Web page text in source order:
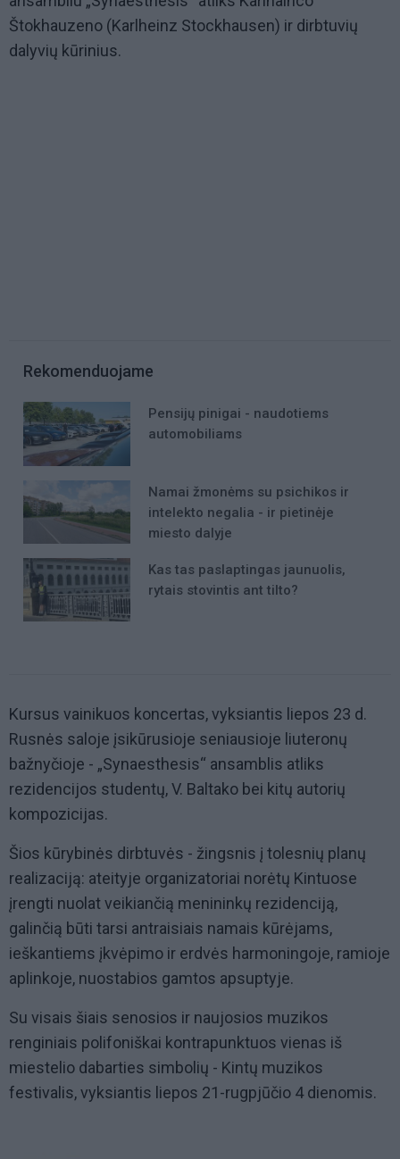
Štokhauzeno (Karlheinz Stockhausen) ir dirbtuvių
dalyvių kūrinius.
Rekomenduojame
Pensijų pinigai - naudotiems
automobiliams
Namai žmonėms su psichikos ir
intelekto negalia - ir pietinėje
miesto dalyje
Kas tas paslaptingas jaunuolis,
rytais stovintis ant tilto?
Kursus vainikuos koncertas, vyksiantis liepos 23 d.
Rusnės saloje įsikūrusioje seniausioje liuteronų
bažnyčioje - „Synaesthesis“ ansamblis atliks
rezidencijos studentų, V. Baltako bei kitų autorių
kompozicijas.
Šios kūrybinės dirbtuvės - žingsnis į tolesnių planų
realizaciją: ateityje organizatoriai norėtų Kintuose
įrengti nuolat veikiančią menininkų rezidenciją,
galinčią būti tarsi antraisiais namais kūrėjams,
ieškantiems įkvėpimo ir erdvės harmoningoje, ramioje
aplinkoje, nuostabios gamtos apsuptyje.
Su visais šiais senosios ir naujosios muzikos
renginiais polifoniškai kontrapunktuos vienas iš
miestelio dabarties simbolių - Kintų muzikos
festivalis, vyksiantis liepos 21-rugpjūčio 4 dienomis.